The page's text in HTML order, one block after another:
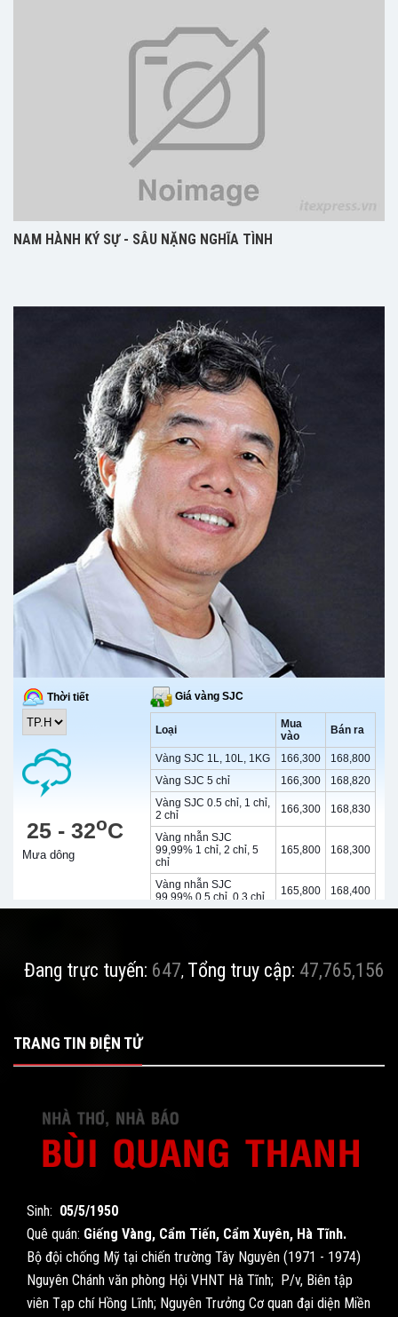
NAM HÀNH KÝ SỰ - SÂU NẶNG NGHĨA TÌNH
Đang trực tuyến: 647, Tổng truy cập: 47,765,156
TRANG TIN ĐIỆN TỬ
Sinh: 05/5/1950
Quê quán: Giếng Vàng, Cẩm Tiến, Cẩm Xuyên, Hà Tĩnh.
Bộ đội chống Mỹ tại chiến trường Tây Nguyên (1971 - 1974)
Nguyên Chánh văn phòng Hội VHNT Hà Tĩnh; P/v, Biên tập
viên Tạp chí Hồng Lĩnh; Nguyên Trưởng Cơ quan đại diện Miền